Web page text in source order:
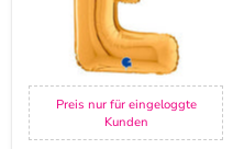
Preis nur für eingeloggte
Kunden